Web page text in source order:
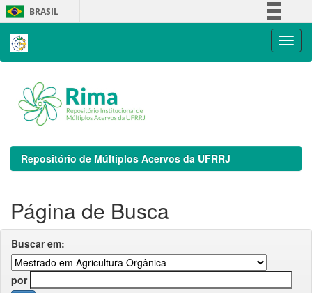
Skip
navigation
BRASIL
Repositório de Múltiplos Acervos da UFRRJ
Página de Busca
Buscar em:
por